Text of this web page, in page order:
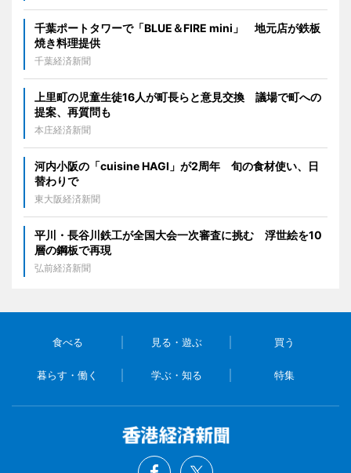
千葉ポートタワーで「BLUE＆FIRE mini」 地元店が鉄板
焼き料理提供
千葉経済新聞
上里町の児童生徒16人が町長らと意見交換 議場で町への
提案、再質問も
本庄経済新聞
河内小阪の「cuisine HAGI」が2周年 旬の食材使い、日
替わりで
東大阪経済新聞
平川・長谷川鉄工が全国大会一次審査に挑む 浮世絵を10
層の鋼板で再現
弘前経済新聞
食べる 見る・遊ぶ 買う
暮らす・働く 学ぶ・知る 特集